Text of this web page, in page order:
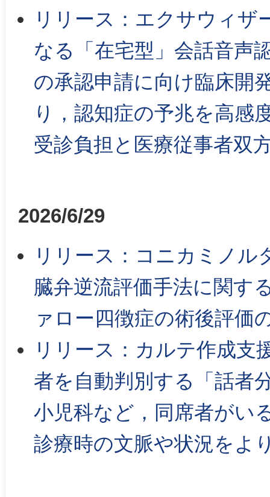
リリース：エクサウィザ
なる「在宅型」会話音声
の承認申請に向け臨床
り，認知症の予兆を高感
受診負担と医療従事者双
2026/6/29
リリース：コニカミノル
臓弁逆流評価手法に関
ァロー四徴症の術後評価
リリース：カルテ作成支
者を自動判別する「話者
小児科など，同席者がい
診療時の文脈や状況をよ